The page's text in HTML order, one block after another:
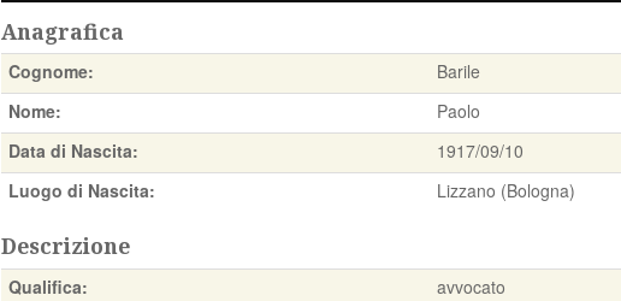
Anagrafica
Cognome:
Barile
Nome:
Paolo
Data di Nascita:
1917/09/10
Luogo di Nascita:
Lizzano (Bologna)
Descrizione
Qualifica:
avvocato